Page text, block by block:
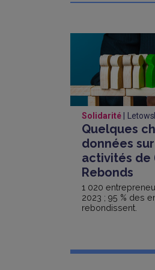
Solidarité
Quelques
données
activités de
Rebonds
1 020
2023 ; 95 % des
rebondissent.